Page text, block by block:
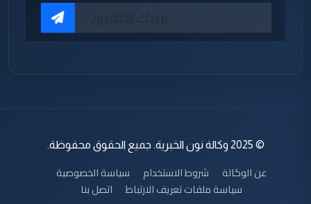
© 2025 وكالة نون الخبرية. جميع الحقوق محفوظة.
عن الوكالة شروط الاستخدام
سياسة الخصوصية
سياسة ملفات تعريف الارتباط
اتصل بنا